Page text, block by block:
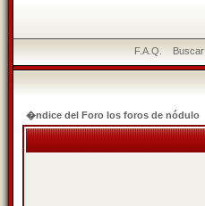
F.A.Q. Buscar
�ndice del Foro los foros de nódulo